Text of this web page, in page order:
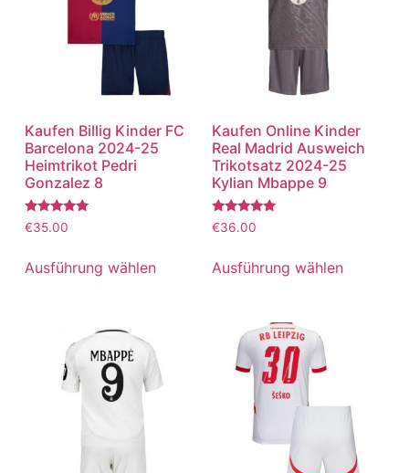
Kaufen Billig Kinder FC
Barcelona 2024-25
Heimtrikot Pedri
Gonzalez 8
Bewertet
mit
von 5
€35.00
Ausführung wählen
Kaufen Online Kinder
Real Madrid Ausweich
Trikotsatz 2024-25
Kylian Mbappe 9
Bewertet
mit
von 5
€36.00
Ausführung wählen